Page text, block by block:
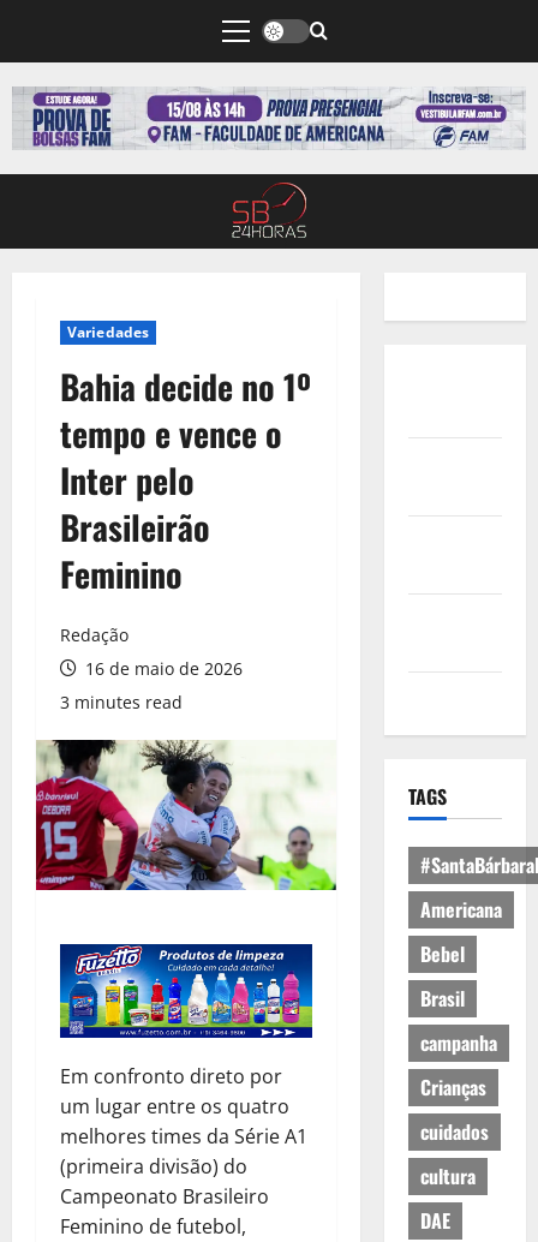
Variedades
Bahia decide no 1º
tempo e vence o
Inter pelo
Brasileirão
Feminino
Redação
16 de maio de 2026
3 minutes read
Em confronto direto por
um lugar entre os quatro
melhores times da Série A1
(primeira divisão) do
Campeonato Brasileiro
Feminino de futebol,
TAGS
Americana
Bebel
Brasil
campanha
Crianças
cuidados
cultura
DAE